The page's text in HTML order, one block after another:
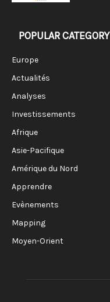
POPULAR CATEGORY
Europe
Actualités
Analyses
Investissements
Afrique
Asie-Pacifique
Amérique du Nord
Apprendre
Evènements
Mapping
Moyen-Orient